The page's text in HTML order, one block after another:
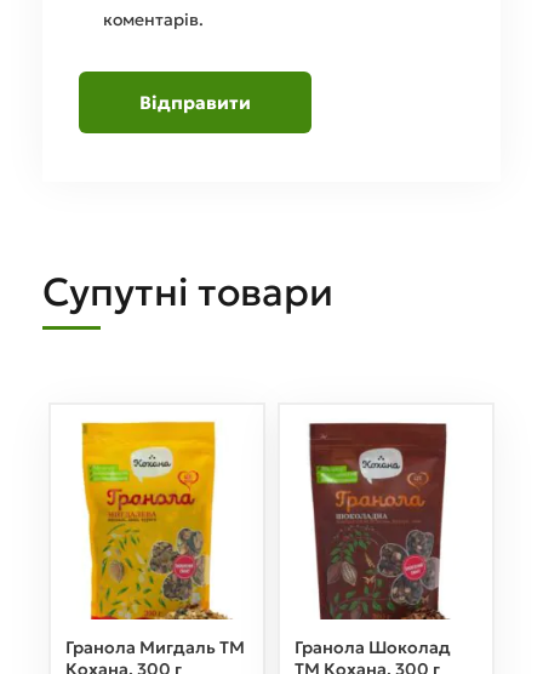
коментарів.
Супутні товари
Гранола Мигдаль ТМ
Кохана, 300 г
Гранола Шоколад
ТМ Кохана, 300 г